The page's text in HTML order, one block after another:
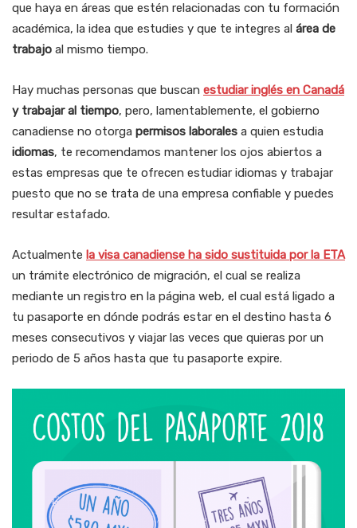
que haya en áreas que estén relacionadas con tu formación
académica, la idea que estudies y que te integres al área de
trabajo al mismo tiempo.
Hay muchas personas que buscan estudiar inglés en Canadá
y trabajar al tiempo, pero, lamentablemente, el gobierno
canadiense no otorga permisos laborales a quien estudia
idiomas, te recomendamos mantener los ojos abiertos a
estas empresas que te ofrecen estudiar idiomas y trabajar
puesto que no se trata de una empresa confiable y puedes
resultar estafado.
Actualmente la visa canadiense ha sido sustituida por la ETA
un trámite electrónico de migración, el cual se realiza
mediante un registro en la página web, el cual está ligado a
tu pasaporte en dónde podrás estar en el destino hasta 6
meses consecutivos y viajar las veces que quieras por un
periodo de 5 años hasta que tu pasaporte expire.